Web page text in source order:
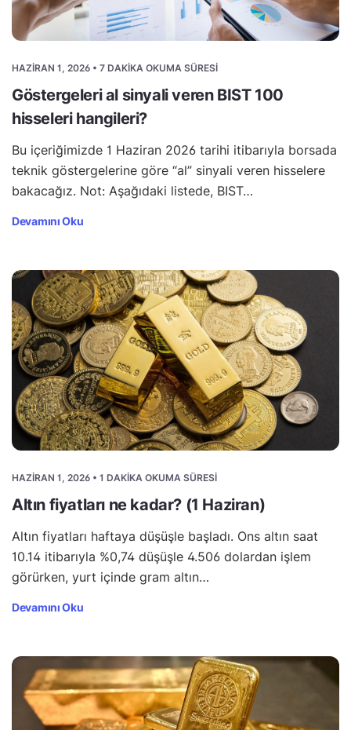
HAZIRAN 1, 2026 • 7 DAKIKA OKUMA SÜRESI
Göstergeleri al sinyali veren BIST 100
hisseleri hangileri?
Bu içeriğimizde 1 Haziran 2026 tarihi itibarıyla borsada
teknik göstergelerine göre “al” sinyali veren hisselere
bakacağız. Not: Aşağıdaki listede, BIST…
Devamını Oku
HAZIRAN 1, 2026 • 1 DAKIKA OKUMA SÜRESI
Altın fiyatları ne kadar? (1 Haziran)
Altın fiyatları haftaya düşüşle başladı. Ons altın saat
10.14 itibarıyla %0,74 düşüşle 4.506 dolardan işlem
görürken, yurt içinde gram altın…
Devamını Oku